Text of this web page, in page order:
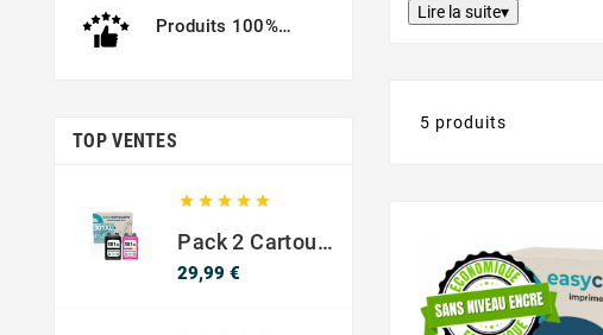
Produits 100%
TOP VENTES
    
Pack 2 Cartouches Compatible Avec HP 301 XL Noir Et Couleur
29,99 €
Lire la suite▾
5 produits